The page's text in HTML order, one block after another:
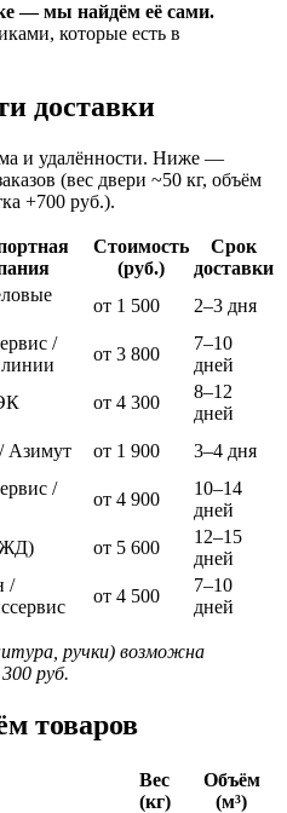
— мы найдём её сами.
которые есть в
доставки
и удалённости. Ниже —
(вес двери ~50 кг, объём
+700 руб.).
Стоимость
(руб.)
Срок
доставки
от 1 500
2–3 дня
/
от 3 800
7–10
дней
от 4 300
8–12
дней
Азимут от 1 900
3–4 дня
/
от 4 900
10–14
дней
от 5 600
12–15
дней
/
от 4 500
7–10
дней
ручки) возможна
руб.
товаров
Вес
(кг)
Объём
(м³)